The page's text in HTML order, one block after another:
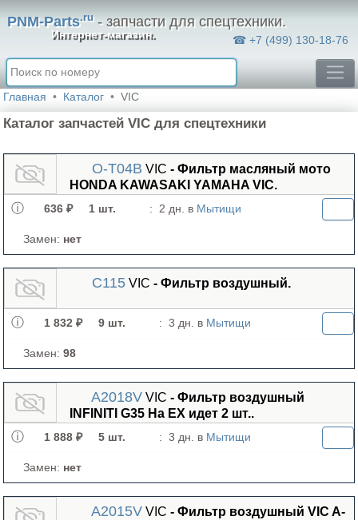
PNM-Parts.ru- запчасти для спецтехники.
Интернет-магазин. ☎ +7 (499) 130-18-76
Главная Каталог VIC
Каталог запчастей VIC для спецтехники
O-T04B VIC - Фильтр масляный мото
HONDA KAWASAKI YAMAHA VIC.
636 ₽ 1 шт. : 2 дн. в Мытищи
Замен: нет
C115 VIC - Фильтр воздушный.
1 832 ₽ 9 шт. : 3 дн. в Мытищи
Замен: 98
A2018V VIC - Фильтр воздушный
INFINITI G35 На EX идет 2 шт..
1 888 ₽ 5 шт. : 3 дн. в Мытищи
Замен: нет
A2015V VIC - Фильтр воздушный VIC A-